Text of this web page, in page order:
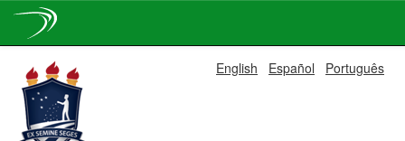
navigation
English Español Português